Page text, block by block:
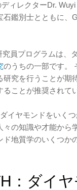
ィレクターDr.
鑑別士とともに、
究員プログラムは、
のうちの一部です。
研究を行うことが
ことが推奨されて
イヤモンドをいく
の知識や才能から
地質学のいくつか
：ダイ